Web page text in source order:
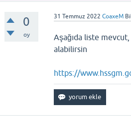
0
oy
31 Temmuz 2022 CoaxeM
Aşağıda liste
alabilirsin
https://